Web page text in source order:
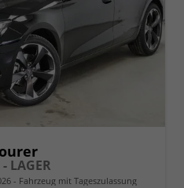
LAGER
Fahrzeug mit Tageszulassung